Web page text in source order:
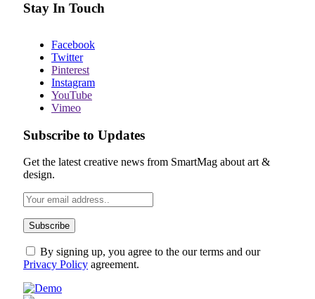
Stay In Touch
Facebook
Twitter
Pinterest
Instagram
YouTube
Vimeo
Subscribe to Updates
Get the latest creative news from SmartMag about art &
design.
By signing up, you agree to the our terms and our
Privacy Policy agreement.